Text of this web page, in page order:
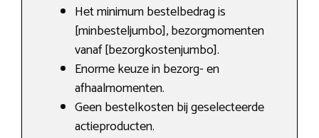
Het minimum bestelbedrag is
[minbesteljumbo], bezorgmomenten
vanaf [bezorgkostenjumbo].
Enorme keuze in bezorg- en
afhaalmomenten.
Geen bestelkosten bij geselecteerde
actieproducten.